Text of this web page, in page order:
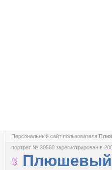
Персональный сайт пользователя
портрет № 30560 зарегистрирован в
Плюшевый